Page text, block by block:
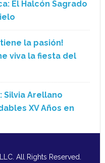
El Halcón Sagrado
la pasión!
viva la fiesta del
Silvia Arellano
XV Años en
All Rights Reserved.